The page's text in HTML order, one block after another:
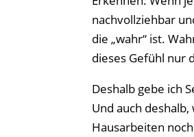
nachvollziehbar
die „wahr“ ist.
dieses Gefühl nur
Deshalb gebe ich
Und auch
Hausarbeiten